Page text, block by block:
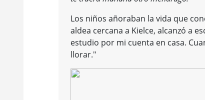
Los niños añoraban la vida que
aldea cercana a Kielce, alcanzó a
estudio por mi cuenta en casa.
llorar."